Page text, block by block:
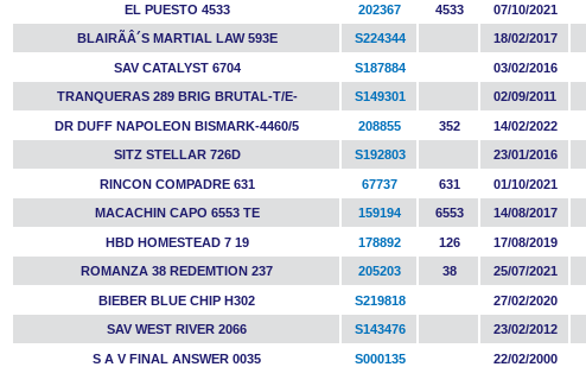
EL PUESTO 4533 202367 4533 07/10/2021
BLAIRÃÂ´S MARTIAL LAW 593E S224344 18/02/2017
SAV CATALYST 6704 S187884 03/02/2016
TRANQUERAS 289 BRIG BRUTAL-T/E- S149301 02/09/2011
DR DUFF NAPOLEON BISMARK-4460/5 208855 352 14/02/2022
SITZ STELLAR 726D S192803 23/01/2016
RINCON COMPADRE 631 67737 631 01/10/2021
MACACHIN CAPO 6553 TE 159194 6553 14/08/2017
HBD HOMESTEAD 7 19 178892 126 17/08/2019
ROMANZA 38 REDEMTION 237 205203 38 25/07/2021
BIEBER BLUE CHIP H302 S219818 27/02/2020
SAV WEST RIVER 2066 S143476 23/02/2012
S A V FINAL ANSWER 0035 S000135 22/02/2000